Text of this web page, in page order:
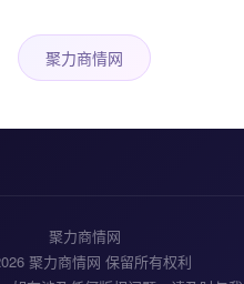
聚力商情网
聚力商情网
聚力商情网 保留所有权利